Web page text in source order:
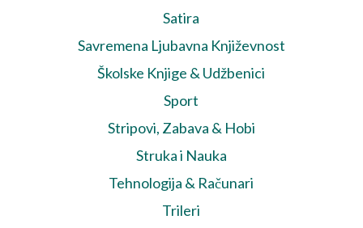
Satira
Savremena Ljubavna Književnost
Školske Knjige & Udžbenici
Sport
Stripovi, Zabava & Hobi
Struka i Nauka
Tehnologija & Računari
Trileri